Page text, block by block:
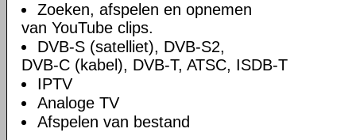
Zoeken, afspelen en opnemen
van YouTube clips.
DVB-S (satelliet), DVB-S2,
DVB-C (kabel), DVB-T, ATSC, ISDB-T
IPTV
Analoge TV
Afspelen van bestand